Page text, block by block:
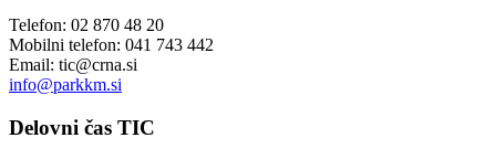
Telefon: 02 870 48 20
Mobilni telefon: 041 743 442
Email: tic@crna.si
info@parkkm.si
Delovni čas TIC